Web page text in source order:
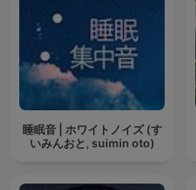
睡眠音 | ホワイトノイズ (す
いみんおと, suimin oto)